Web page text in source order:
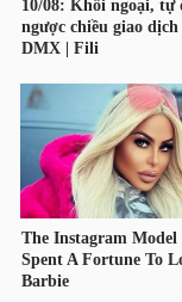
TẾ
THẾ
GIỚI
ĐÔNG